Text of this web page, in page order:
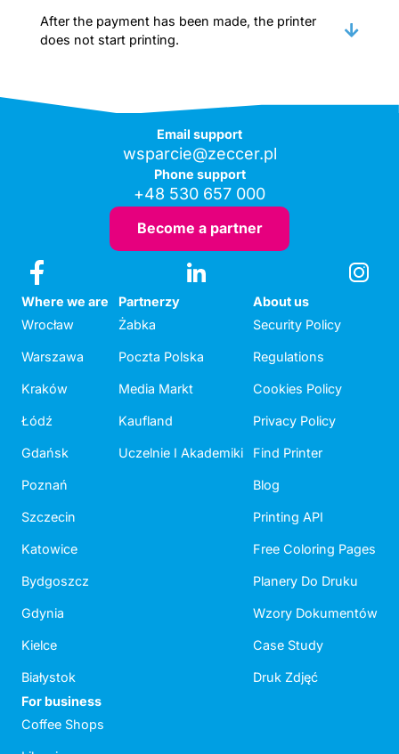
After the payment has been made, the printer
does not start printing.
Email support
wsparcie@zeccer.pl
Phone support
+48 530 657 000
Become a partner
Where we are
Wrocław
Warszawa
Kraków
Łódź
Gdańsk
Poznań
Szczecin
Katowice
Bydgoszcz
Gdynia
Kielce
Białystok
Partnerzy
Żabka
Poczta Polska
Media Markt
Kaufland
Uczelnie I Akademiki
About us
Security Policy
Regulations
Cookies Policy
Privacy Policy
Find Printer
Blog
Printing API
Free Coloring Pages
Planery Do Druku
Wzory Dokumentów
Case Study
Druk Zdjęć
For business
Coffee Shops